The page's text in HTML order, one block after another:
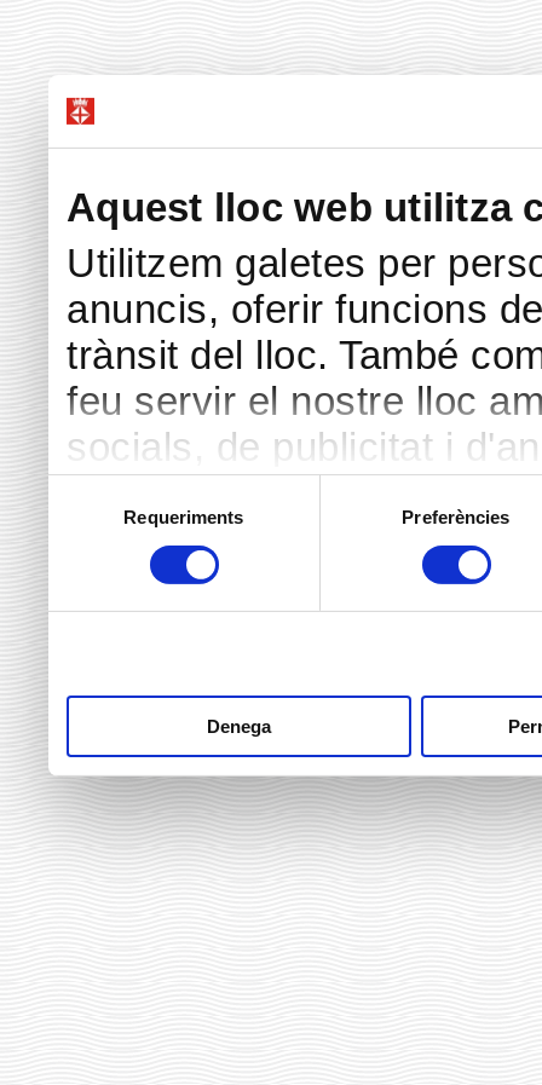
Aquest lloc web utilitza
Utilitzem galetes per
anuncis, oferir funcions
trànsit del lloc. També
feu servir el nostre lloc
socials, de publicitat i
hàgiu proporcionat o
heu fet dels seus serveis.
consentiment
Requeriments Preferències
Denega